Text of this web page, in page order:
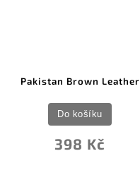
Pakistan Brown Leather
398 Kč
Do košíku